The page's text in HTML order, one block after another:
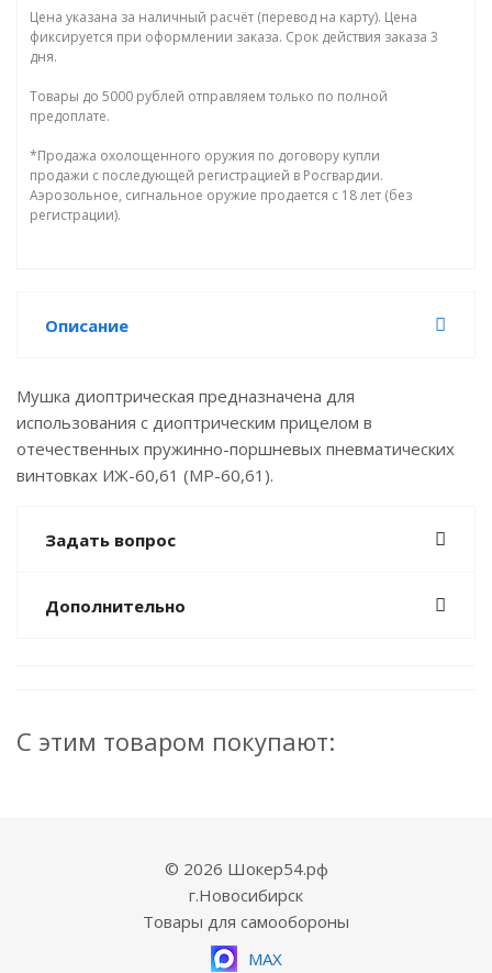
Цена указана за наличный расчёт (перевод на карту). Цена
фиксируется при оформлении заказа. Срок действия заказа 3
дня.
Товары до 5000 рублей отправляем только по полной
предоплате.
*Продажа охолощенного оружия по договору купли
продажи с последующей регистрацией в Росгвардии.
Аэрозольное, сигнальное оружие продается с 18 лет (без
регистрации).
Описание
Мушка диоптрическая предназначена для
использования с диоптрическим прицелом в
отечественных пружинно-поршневых пневматических
винтовках ИЖ-60,61 (МР-60,61).
Задать вопрос
Дополнительно
С этим товаром покупают:
© 2026 Шокер54.рф
г.Новосибирск
Товары для самообороны
MAX